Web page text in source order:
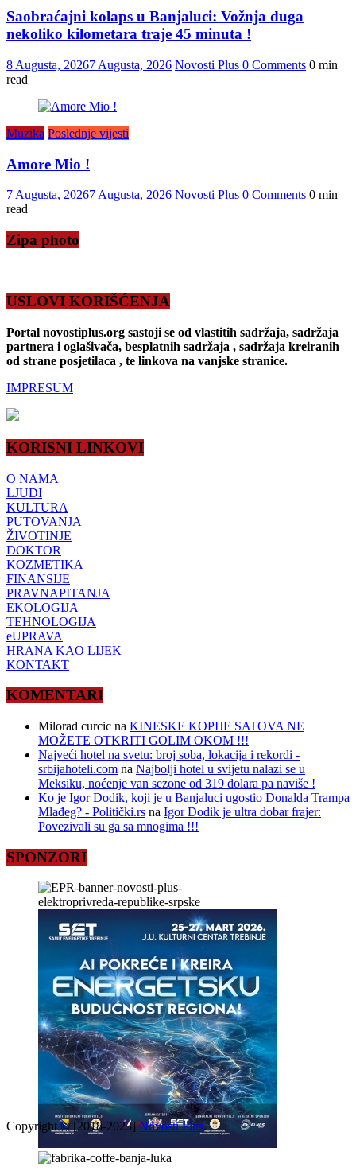
Saobraćajni kolaps u Banjaluci: Vožnja duga
nekoliko kilometara traje 45 minuta !
8 Augusta, 20267 Augusta, 2026 Novosti Plus 0 Comments 0 min
read
Muzika Poslednje vijesti
Amore Mio !
7 Augusta, 20267 Augusta, 2026 Novosti Plus 0 Comments 0 min
read
Zipa photo
USLOVI KORIŠĆENJA
Portal novostiplus.org sastoji se od vlastitih sadržaja, sadržaja
partnera i oglašivača, besplatnih sadržaja , sadržaja kreiranih
od strane posjetilaca , te linkova na vanjske stranice.
IMPRESUM
KORISNI LINKOVI
O NAMA
LJUDI
KULTURA
PUTOVANJA
ŽIVOTINJE
DOKTOR
KOZMETIKA
FINANSIJE
PRAVNAPITANJA
EKOLOGIJA
TEHNOLOGIJA
eUPRAVA
HRANA KAO LIJEK
KONTAKT
KOMENTARI
Milorad curcic na KINESKE KOPIJE SATOVA NE
MOŽETE OTKRITI GOLIM OKOM !!!
Najveći hotel na svetu: broj soba, lokacija i rekordi -
srbijahoteli.com na Najbolji hotel u svijetu nalazi se u
Meksiku, noćenje van sezone od 319 dolara pa naviše !
Ko je Igor Dodik, koji je u Banjaluci ugostio Donalda Trampa
Mlađeg? - Politički.rs na Igor Dodik je ultra dobar frajer:
Povezivali su ga sa mnogima !!!
SPONZORI
Copyright © [2018-2023]Novosti Plus.